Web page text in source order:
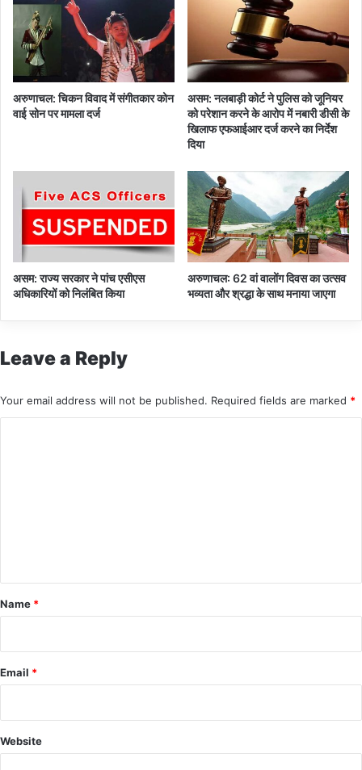
ई
अरुणाचल: चिकन विवाद में संगीतकार कोन
वाई सोन पर मामला दर्ज
असम: नलबाड़ी कोर्ट ने पुलिस को जूनियर
को परेशान करने के आरोप में नबारी डीसी के
खिलाफ एफआईआर दर्ज करने का निर्देश
दिया
असम: राज्य सरकार ने पांच एसीएस
अधिकारियों को निलंबित किया
अरुणाचल: 62 वां वालोंग दिवस का उत्सव
भव्यता और श्रद्धा के साथ मनाया जाएगा
Leave a Reply
Your email address will not be published. Required fields are marked *
*
Name *
Email *
Website